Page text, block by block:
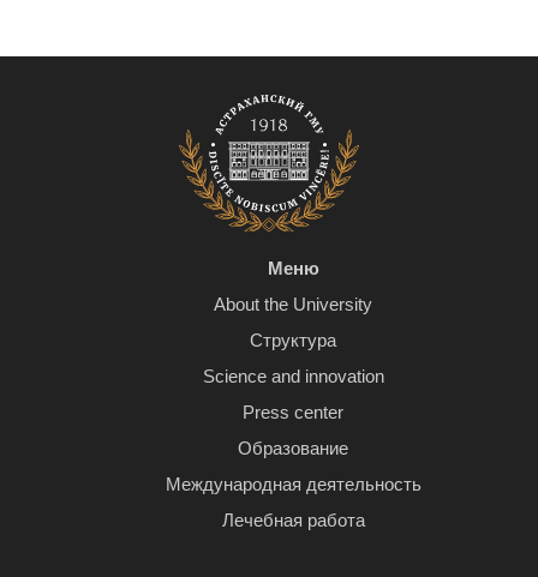
Меню
About the University
Структура
Science and innovation
Press center
Образование
Международная деятельность
Лечебная работа